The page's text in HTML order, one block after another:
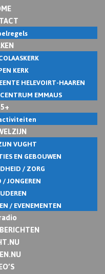
KERK
HELEVOIRT-HAAREN
EMMAUS
VUGHT
EN GEBOUWEN
/ ZORG
/ JONGEREN
/ EVENEMENTEN